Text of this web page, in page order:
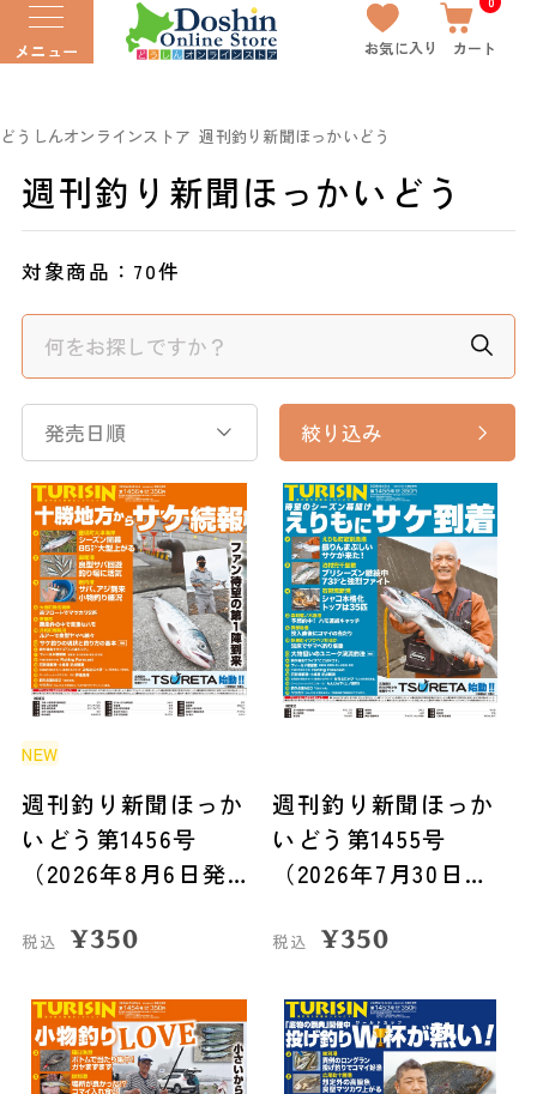
メニュー お気に入り カート
どうしんオンラインストア 週刊釣り新聞ほっかいどう
週刊釣り新聞ほっかいどう
対象商品： 70件
発売日順 絞り込み
NEW
週刊釣り新聞ほっか
いどう第1456号
（2026年8月6日発
税込 ¥350
週刊釣り新聞ほっか
いどう第1455号
（2026年7月30日発
税込 ¥350